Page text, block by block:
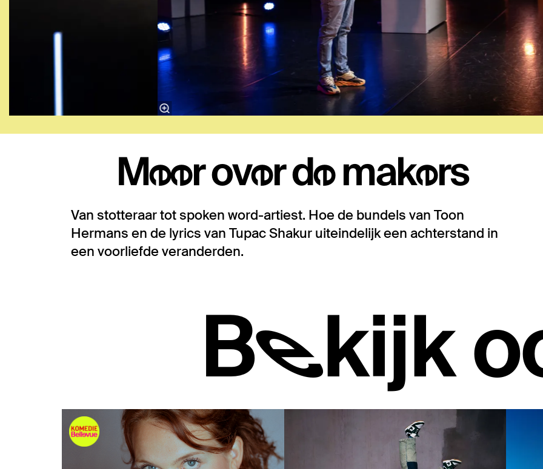
Meer over de makers
Van stotteraar tot spoken word-artiest. Hoe de bundels van Toon
Hermans en de lyrics van Tupac Shakur uiteindelijk een achterstand in
een voorliefde veranderden.
Bekijk